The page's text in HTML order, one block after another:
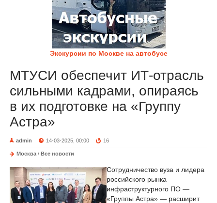
Экскурсии по Москве на автобусе
МТУСИ обеспечит ИТ-отрасль
сильными кадрами, опираясь
в их подготовке на «Группу
Астра»
admin 14-03-2025, 00:00 16
Москва / Все новости
Сотрудничество вуза и лидера
российского рынка
инфраструктурного ПО —
«Группы Астра» — расширит